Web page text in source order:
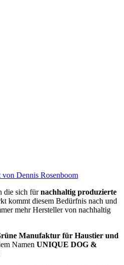
von Dennis Rosenboom
die sich fürnachhaltig produzierte
kommt diesem Bedürfnis nach und
mehr Hersteller von nachhaltig
Manufaktur für Haustier und
Namen UNIQUE DOG &